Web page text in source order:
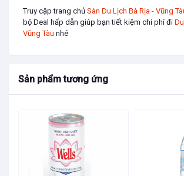
Truy cập trang chủ Sàn Du Lịch Bà Rịa - Vũng
bộ Deal hấp dẫn giúp bạn tiết kiệm chi phí đi
Vũng Tàu nhé
Sản phẩm tương ứng